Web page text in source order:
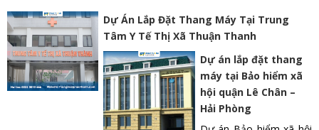
Dự Án Lắp Đặt Thang Máy Tại Trung
Tâm Y Tế Thị Xã Thuận Thanh
Dự án lắp đặt thang
máy tại Bảo hiểm xã
hội quận Lê Chân –
Hải Phòng